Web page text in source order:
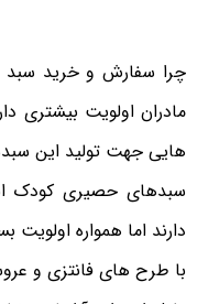
چرا سفارش و خرید
مادران اولویت بیشتری
هایی جهت تولید این
سبدهای حصیری کودک
دارند اما همواره
با طرح های فانتزی و